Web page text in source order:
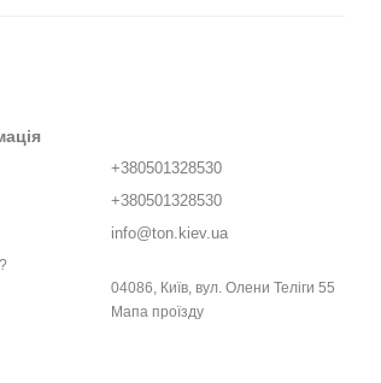
+380501328530
+380501328530
info@ton.kiev.ua
04086, Київ, вул. Олени Телiги 55
Мапа проїзду